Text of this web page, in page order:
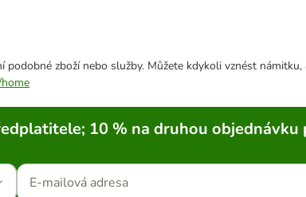
zboží nebo služby. Můžete kdykoli vznést
10 % na druhou objednávku